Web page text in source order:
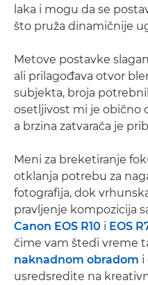
laka i mogu da se
što pruža dinamičnije
Metove postavke
ali prilagođava otvor
subjekta, broja
osetljivost mi je obično
a brzina zatvarača je
Meni za breketiranje
otklanja potrebu za
fotografija, dok
pravljenje kompozicija
Canon EOS R10 i EOS
čime vam štedi vreme
naknadnom obradom i
usredsredite na